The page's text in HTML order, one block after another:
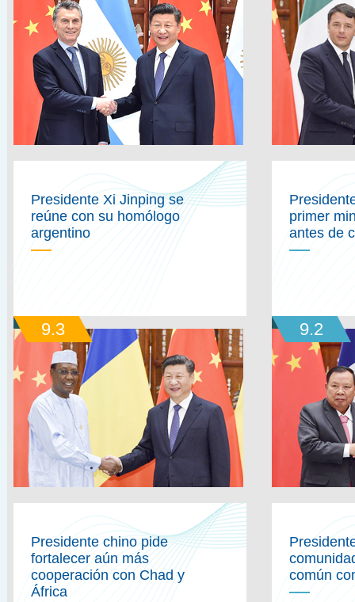
Presidente Xi Jinping se
reúne con su homólogo
argentino
primer
antes de
9.3
Presidente chino pide
fortalecer aún más
cooperación con Chad y
África
9.2
común